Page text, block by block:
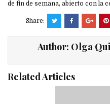
de fin de semana, abierto con la
Share:
Author: Olga
Related Articles